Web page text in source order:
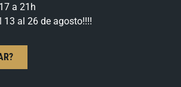
a 21h
13 al 26 de agosto!!!!